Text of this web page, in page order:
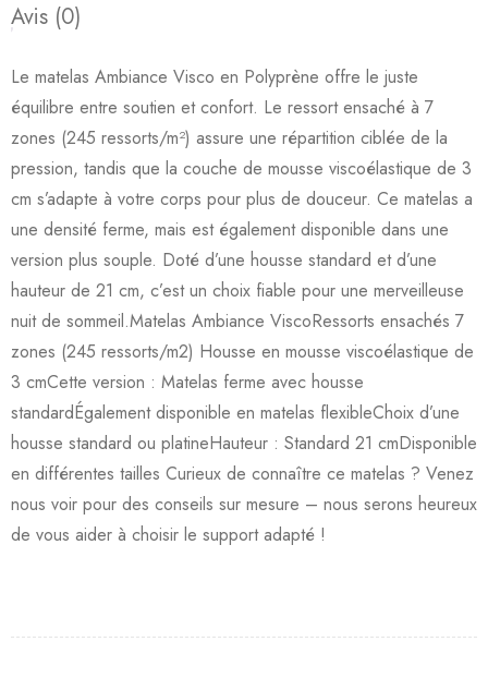
Avis (0)
Le matelas Ambiance Visco en Polyprène offre le juste
équilibre entre soutien et confort. Le ressort ensaché à 7
zones (245 ressorts/m²) assure une répartition ciblée de la
pression, tandis que la couche de mousse viscoélastique de 3
cm s’adapte à votre corps pour plus de douceur. Ce matelas a
une densité ferme, mais est également disponible dans une
version plus souple. Doté d’une housse standard et d’une
hauteur de 21 cm, c’est un choix fiable pour une merveilleuse
nuit de sommeil.Matelas Ambiance ViscoRessorts ensachés 7
zones (245 ressorts/m2) Housse en mousse viscoélastique de
3 cmCette version : Matelas ferme avec housse
standardÉgalement disponible en matelas flexibleChoix d’une
housse standard ou platineHauteur : Standard 21 cmDisponible
en différentes tailles Curieux de connaître ce matelas ? Venez
nous voir pour des conseils sur mesure – nous serons heureux
de vous aider à choisir le support adapté !